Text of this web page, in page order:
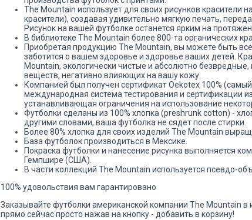
The Mountain использует для своих рисунков красители
красители), создавая удивительно мягкую печать,
Рисунок на вашей футболке останется ярким на
В библиотеке The Mountain более 800-та органических
Приобретая продукцию The Mountain, вы можете быть
заботится о вашем здоровье и здоровье ваших детей.
Mountain, экологически чистые и абсолютно
веществ, негативно влияющих на вашу кожу.
Компанией был получен сертификат Oekotex 100%
международная система тестирования и сертификации
устанавливающая ограничения на использование
Футболки сделаны из 100% хлопка (preshrunk cotton) -
другими словами, ваша футболка не сядет после стирки.
Более 80% хлопка для своих изделий The Mountain
База футболок производиться в Мексике.
Покраска футболки и нанесение рисунка выполняется
Гемпшире (США).
В части коллекций The Mountain используется псевдо-
100% удовольствия вам гарантировано
Заказывайте футболки американской компании The Mountain в
прямо сейчас просто нажав на кнопку - добавить в корзину!